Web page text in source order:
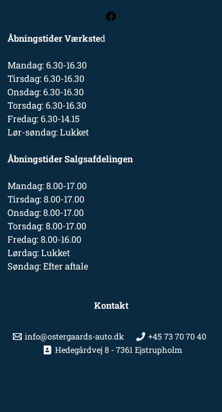
Åbningstider Værksted
Mandag: 6.30-16.30
Tirsdag: 6.30-16.30
Onsdag: 6.30-16.30
Torsdag: 6.30-16.30
Fredag: 6.30-14.15
Lør-søndag: Lukket
Åbningstider Salgsafdelingen
Mandag: 8.00-17.00
Tirsdag: 8.00-17.00
Onsdag: 8.00-17.00
Torsdag: 8.00-17.00
Fredag: 8.00-16.00
Lørdag: Lukket
Søndag: Efter aftale
Kontakt
info@ostergaards-auto.dk
+45 73 70 70 40
Hedegårdvej 8 - 7361 Ejstrupholm